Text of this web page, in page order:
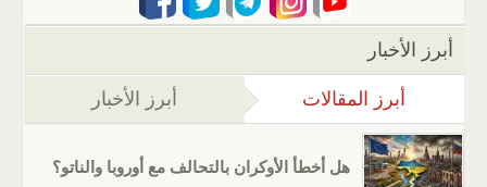
أبرز الأخبار
أبرز المقالات (علامة التبويب النشطة)
أبرز الأخبار
هل أخطأ الأوكران بالتحالف مع أوروبا والناتو؟